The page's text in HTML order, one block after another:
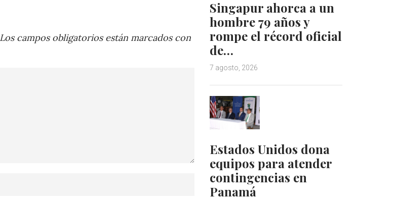
Los campos obligatorios están marcados con
Singapur ahorca a un
hombre 79 años y
rompe el récord oficial
de…
7 agosto, 2026
Estados Unidos dona
equipos para atender
contingencias en
Panamá